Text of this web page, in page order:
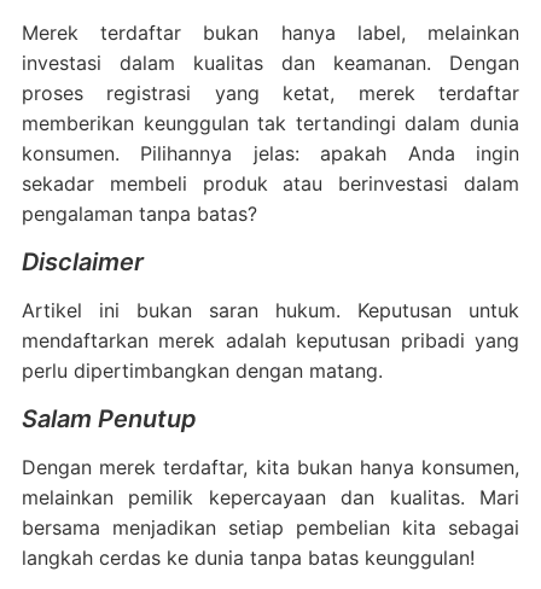
Merek terdaftar bukan hanya label, melainkan
investasi dalam kualitas dan keamanan. Dengan
proses registrasi yang ketat, merek terdaftar
memberikan keunggulan tak tertandingi dalam dunia
konsumen. Pilihannya jelas: apakah Anda ingin
sekadar membeli produk atau berinvestasi dalam
pengalaman tanpa batas?
Disclaimer
Artikel ini bukan saran hukum. Keputusan untuk
mendaftarkan merek adalah keputusan pribadi yang
perlu dipertimbangkan dengan matang.
Salam Penutup
Dengan merek terdaftar, kita bukan hanya konsumen,
melainkan pemilik kepercayaan dan kualitas. Mari
bersama menjadikan setiap pembelian kita sebagai
langkah cerdas ke dunia tanpa batas keunggulan!